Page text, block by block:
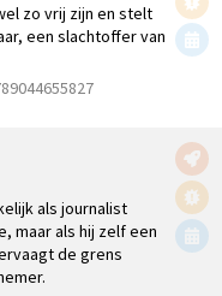
zo vrij zijn en stelt
een slachtoffer van
als journalist
maar als hij zelf een
de grens